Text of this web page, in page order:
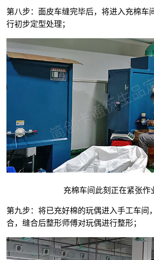
第八步：面皮车缝完毕后，将进入充棉车
行初步定型处理；
充棉车间此刻正在紧张作
第九步：将已充好棉的玩偶进入手工车间
合，缝合后整形师傅对玩偶进行整形；